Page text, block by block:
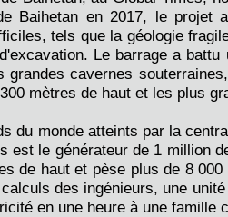
Baihetan en 2017, le projet
tels que la géologie
Le barrage a
grandes cavernes
mètres de haut et les plus
du monde atteints par la
est le générateur de 1 million
de haut et pèse plus de 8
des ingénieurs, une
en une heure à une famille